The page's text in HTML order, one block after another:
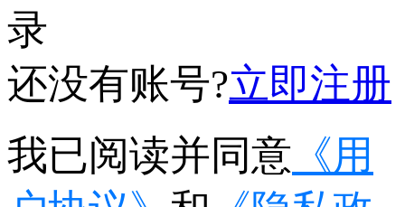
录
还没有账号?立即注册
我已阅读并同意 《用